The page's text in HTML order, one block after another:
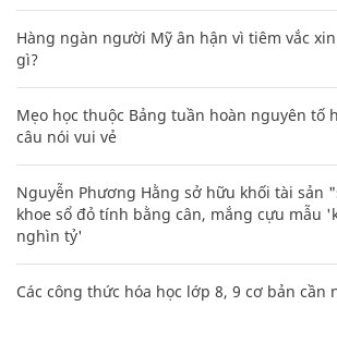
Hàng ngàn người Mỹ ân hận vì tiêm vắc xin
gì?
Mẹo học thuộc Bảng tuần hoàn nguyên tố
câu nói vui vẻ
Nguyễn Phương Hằng sở hữu khối tài sản
khoe sổ đỏ tính bằng cân, mắng cựu mẫu
nghìn tỷ'
Các công thức hóa học lớp 8, 9 cơ bản cần